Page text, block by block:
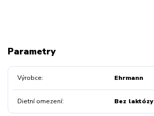
Parametry
Výrobce Ehrmann
Dietní omezení Bez laktózy